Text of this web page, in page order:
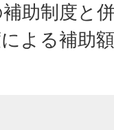
助制度と
よる補助